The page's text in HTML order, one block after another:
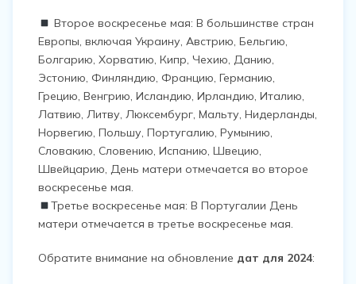
Второе воскресенье мая: В большинстве стран
Европы, включая Украину, Австрию, Бельгию,
Болгарию, Хорватию, Кипр, Чехию, Данию,
Эстонию, Финляндию, Францию, Германию,
Грецию, Венгрию, Исландию, Ирландию, Италию,
Латвию, Литву, Люксембург, Мальту, Нидерланды,
Норвегию, Польшу, Португалию, Румынию,
Словакию, Словению, Испанию, Швецию,
Швейцарию, День матери отмечается во второе
воскресенье мая.
Третье воскресенье мая: В Португалии День
матери отмечается в третье воскресенье мая.
Обратите внимание на обновление дат для 2024: